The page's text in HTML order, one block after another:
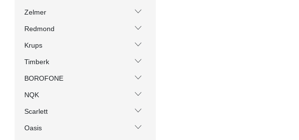
Zelmer
Redmond
Krups
Timberk
BOROFONE
NQK
Scarlett
Oasis